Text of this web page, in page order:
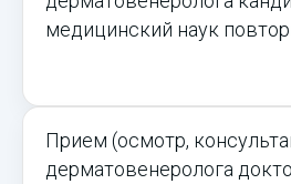
медицинский наук
Прием (осмотр,
дерматовенеролога